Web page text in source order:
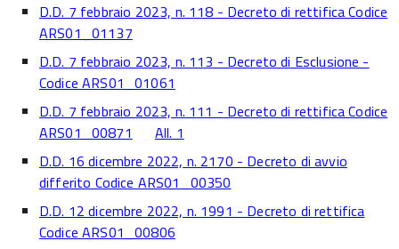
D.D. 7 febbraio 2023, n. 118 - Decreto di rettifica Codice
ARS01_01137
D.D. 7 febbraio 2023, n. 113 - Decreto di Esclusione -
Codice ARS01_01061
D.D. 7 febbraio 2023, n. 111 - Decreto di rettifica Codice
ARS01_00871
All. 1
D.D. 16 dicembre 2022, n. 2170 - Decreto di avvio
differito Codice ARS01_00350
D.D. 12 dicembre 2022, n. 1991 - Decreto di rettifica
Codice ARS01_00806